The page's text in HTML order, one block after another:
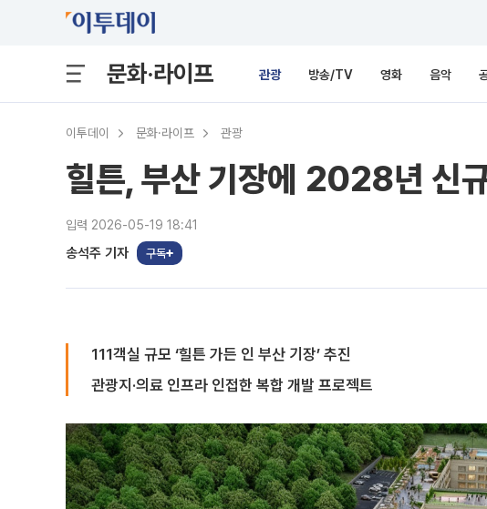
문화·라이프 관광 방송/TV 영화 음악
이투데이 문화·라이프 관광
힐튼, 부산 기장에 2028년 신
입력 2026-05-19 18:41
송석주 기자 구독
111객실 규모 ‘힐튼 가든 인 부산 기장’ 추진
관광지·의료 인프라 인접한 복합 개발 프로젝트